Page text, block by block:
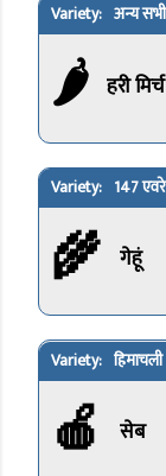
अन्य सभी
🌶️ हरी मिर्च
147
🌾 गेहूं
हिमाचली
🍎 सेब